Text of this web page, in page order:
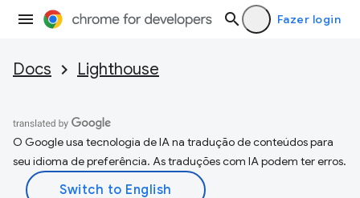
Fazer login
Docs Lighthouse
O Google usa tecnologia de IA na tradução de conteúdos para
seu idioma de preferência. As traduções com IA podem ter erros.